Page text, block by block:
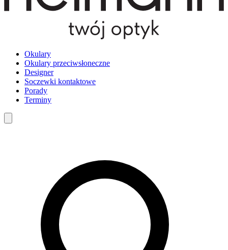
Okulary
Okulary przeciwsłoneczne
Designer
Soczewki kontaktowe
Porady
Terminy